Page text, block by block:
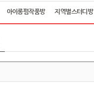
아이롱펌작품방 지역별스터디방